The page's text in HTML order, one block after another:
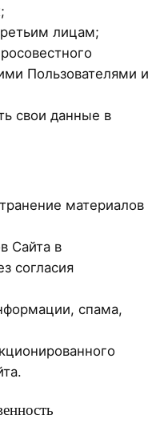
лицам;
Пользователями и
свои данные в
материалов
Сайта в
согласия
спама,